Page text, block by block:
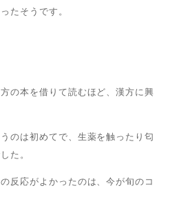
たそうです。
の本を借りて読むほど、漢方に興
のは初めてで、生薬を触ったり匂
た。
反応がよかったのは、今が旬のコ